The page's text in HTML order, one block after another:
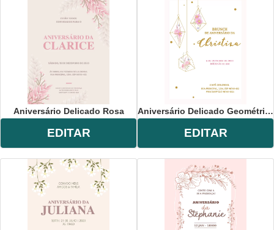
Aniversário Delicado Rosa
EDITAR
Aniversário Delicado Geométrico
EDITAR